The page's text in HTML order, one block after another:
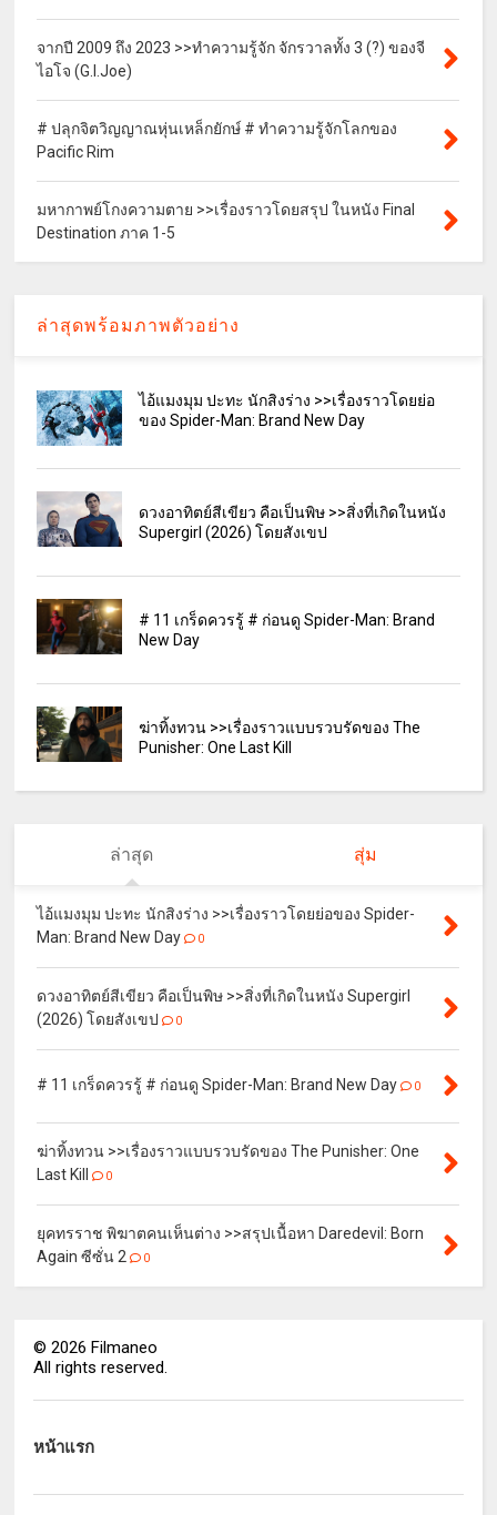
จากปี 2009 ถึง 2023 >>ทำความรู้จัก จักรวาลทั้ง 3 (?) ของจี
ไอโจ (G.I.Joe)
# ปลุกจิตวิญญาณหุ่นเหล็กยักษ์ # ทำความรู้จักโลกของ
Pacific Rim
มหากาพย์โกงความตาย >>เรื่องราวโดยสรุป ในหนัง Final
Destination ภาค 1-5
ล่าสุดพร้อมภาพตัวอย่าง
ไอ้แมงมุม ปะทะ นักสิงร่าง >>เรื่องราวโดยย่อ
ของ Spider-Man: Brand New Day
ดวงอาทิตย์สีเขียว คือเป็นพิษ >>สิ่งที่เกิดในหนัง
Supergirl (2026) โดยสังเขป
# 11 เกร็ดควรรู้ # ก่อนดู Spider-Man: Brand
New Day
ฆ่าทิ้งทวน >>เรื่องราวแบบรวบรัดของ The
Punisher: One Last Kill
ล่าสุด สุ่ม
ไอ้แมงมุม ปะทะ นักสิงร่าง >>เรื่องราวโดยย่อของ Spider-
Man: Brand New Day
0
ดวงอาทิตย์สีเขียว คือเป็นพิษ >>สิ่งที่เกิดในหนัง Supergirl
(2026) โดยสังเขป
0
# 11 เกร็ดควรรู้ # ก่อนดู Spider-Man: Brand New Day 0
ฆ่าทิ้งทวน >>เรื่องราวแบบรวบรัดของ The Punisher: One
Last Kill
0
ยุคทรราช พิฆาตคนเห็นต่าง >>สรุปเนื้อหา Daredevil: Born
Again ซีซั่น 2
0
©2026 Filmaneo
All rights reserved.
หน้าแรก